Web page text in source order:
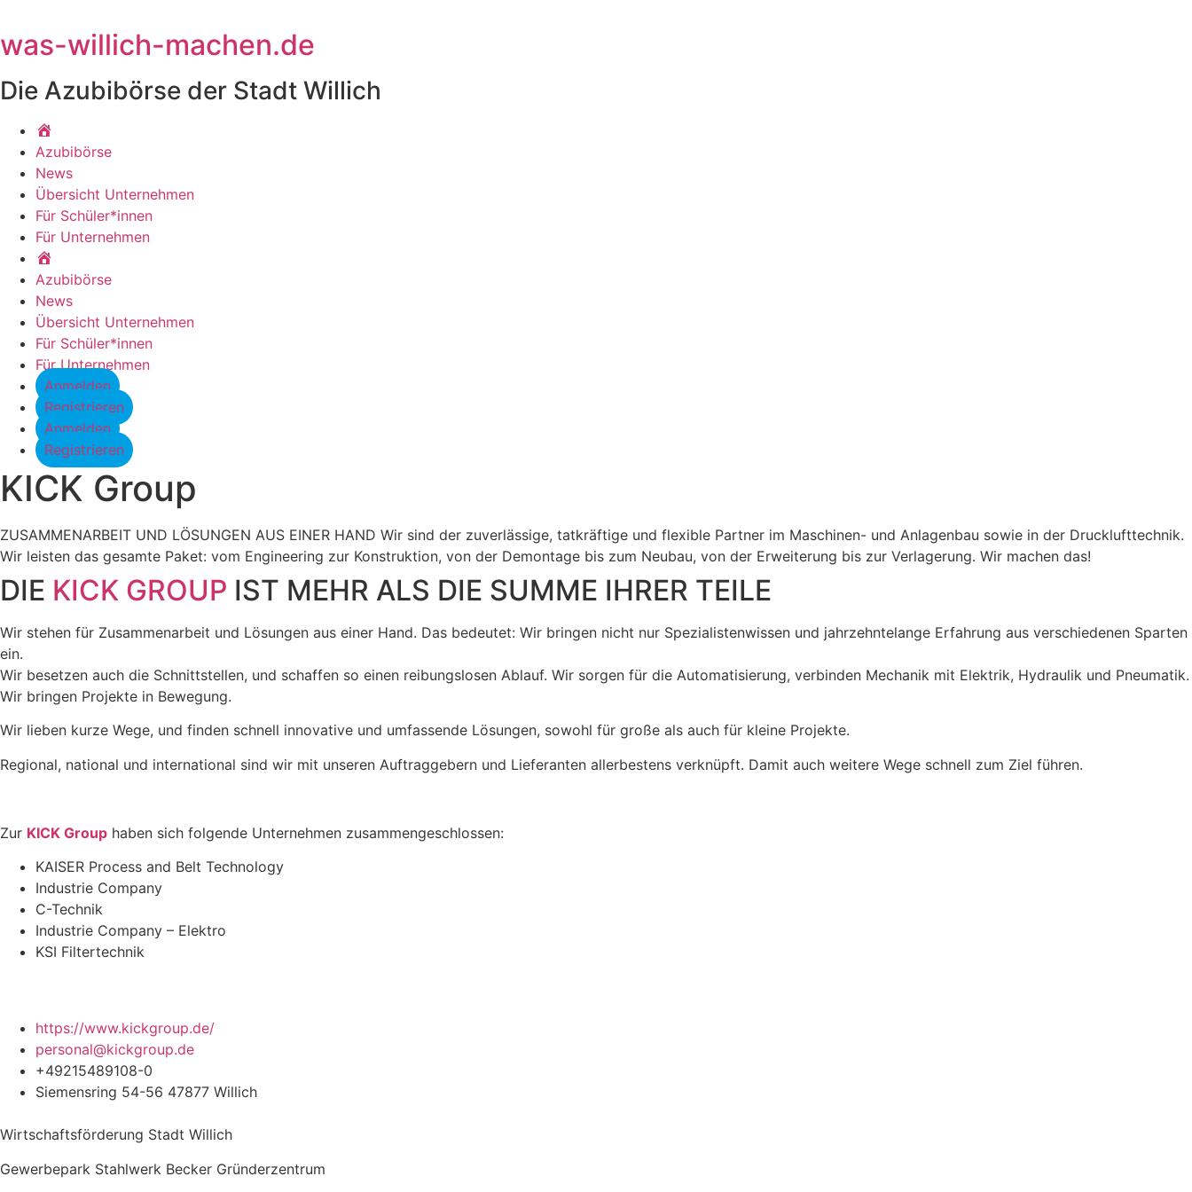
springen
was-willich-machen.de
Die Azubibörse der Stadt Willich
Azubibörse
News
Übersicht Unternehmen
Für Schüler*innen
Für Unternehmen
Azubibörse
News
Übersicht Unternehmen
Für Schüler*innen
Für Unternehmen
Anmelden
Registrieren
Anmelden
Registrieren
KICK Group
ZUSAMMENARBEIT UND LÖSUNGEN AUS EINER HAND Wir sind der zuverlässige, tatkräftige und flexible Partner im Maschinen- und Anlagenbau sowie in der Drucklufttechnik.
Wir leisten das gesamte Paket: vom Engineering zur Konstruktion, von der Demontage bis zum Neubau, von der Erweiterung bis zur Verlagerung. Wir machen das!
DIE KICK GROUP IST MEHR ALS DIE SUMME IHRER TEILE
Wir stehen für Zusammenarbeit und Lösungen aus einer Hand. Das bedeutet: Wir bringen nicht nur Spezialistenwissen und jahrzehntelange Erfahrung aus verschiedenen Sparten
ein.
Wir besetzen auch die Schnittstellen, und schaffen so einen reibungslosen Ablauf. Wir sorgen für die Automatisierung, verbinden Mechanik mit Elektrik, Hydraulik und Pneumatik.
Wir bringen Projekte in Bewegung.
Wir lieben kurze Wege, und finden schnell innovative und umfassende Lösungen, sowohl für große als auch für kleine Projekte.
Regional, national und international sind wir mit unseren Auftraggebern und Lieferanten allerbestens verknüpft. Damit auch weitere Wege schnell zum Ziel führen.
Zur KICK Group haben sich folgende Unternehmen zusammengeschlossen:
KAISER Process and Belt Technology
Industrie Company
C-Technik
Industrie Company – Elektro
KSI Filtertechnik
https://www.kickgroup.de/
personal@kickgroup.de
+49215489108-0
Siemensring 54-56 47877 Willich
Wirtschaftsförderung Stadt Willich
Gewerbepark Stahlwerk Becker Gründerzentrum